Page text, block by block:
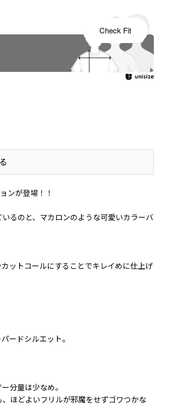
ンが登場！！
るのと、マカロンのような可愛いカラーバ
ットコールにすることでキレイめに仕上げ
ードシルエット。
分量は少なめ。
ほどよいフリルが邪魔をせずゴワつかな
Check Fit